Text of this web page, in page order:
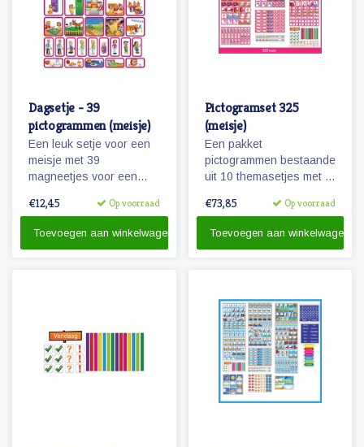
Dagsetje - 39
pictogrammen (meisje)
Een leuk setje voor een
meisje met 39
magneetjes voor een
magneetjes voor school,
natuurlijk ook sport, spel
€12,45 Op voorraad
Toevoegen aan winkelwagen
Pictogramset 325
(meisje)
Een pakket
pictogrammen bestaande
uit 10 themasetjes met in
voor een volledige
€73,85 Op voorraad
Toevoegen aan winkelwagen